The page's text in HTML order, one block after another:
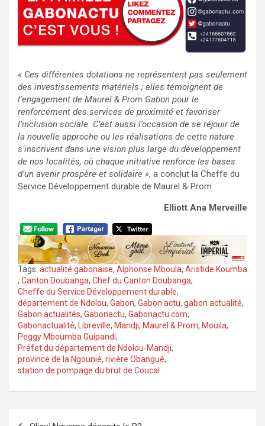
« Ces différentes dotations ne représentent pas seulement
des investissements matériels ; elles témoignent de
l’engagement de Maurel & Prom Gabon pour le
renforcement des services de proximité et favoriser
l’inclusion sociale. C’est aussi l’occasion de se réjouir de
la nouvelle approche ou les réalisations de cette nature
s’inscrivent dans une vision plus large du développement
de nos localités, où chaque initiative renforce les bases
d’un avenir prospère et solidaire », a conclut la Cheffe du
Service Développement durable de Maurel & Prom.
Elliott Ana Merveille
Tags: actualité gabonaise, Alphonse Mboula, Aristide Koumba
, Canton Doubanga, Chef du Canton Doubanga,
Cheffe du Service Développement durable,
département de Ndolou, Gabon, Gabon actu, gabon actualité,
Gabon actualités, Gabonactu, Gabonactu.com,
Gabonactualité, Libreville, Mandji, Maurel & Prom, Mouila,
Peggy Mboumba Guipandi,
Préfet du département de Ndolou-Mandji,
province de la Ngounié, rivière Obangué,
station de pompage du brut de Coucal